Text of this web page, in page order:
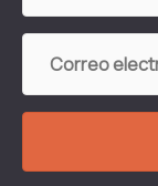
electrónico